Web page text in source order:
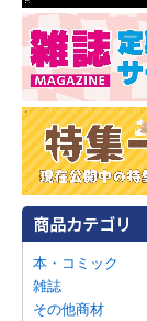
本・コミック
雑誌
その他商材